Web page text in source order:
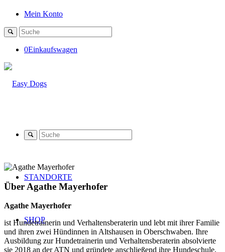
Mein Konto
0Einkaufswagen
STANDORTE
SHOP
Über Agathe Mayerhofer
Agathe Mayerhofer
ist Hundetrainerin und Verhaltensberaterin und lebt mit ihrer Familie
und ihren zwei Hündinnen in Altshausen in Oberschwaben. Ihre
Ausbildung zur Hundetrainerin und Verhaltensberaterin absolvierte
sie 2018 an der ATN und gründete anschließend ihre Hundeschule.